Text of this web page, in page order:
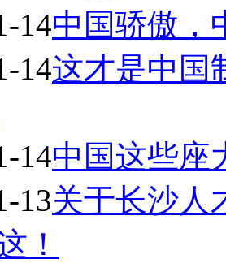
14中国骄傲，
14这才是中国
14中国这些座
13关于长沙人
！